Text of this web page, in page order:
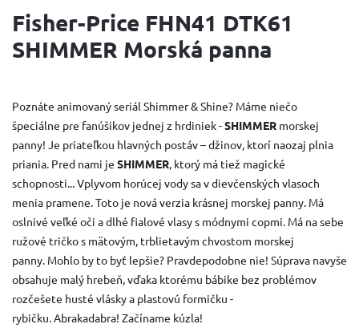
Fisher-Price FHN41 DTK61
SHIMMER Morská panna
Poznáte animovaný seriál Shimmer & Shine? Máme niečo
špeciálne pre fanúšikov jednej z hrdiniek -SHIMMER morskej
panny! Je priateľkou hlavných postáv – džinov, ktorí naozaj plnia
priania. Pred nami je SHIMMER , ktorý má tiež magické
schopnosti... Vplyvom horúcej vody sa v dievčenských vlasoch
menia pramene. Toto je nová verzia krásnej morskej panny. Má
oslnivé veľké oči a dlhé fialové vlasy s módnymi copmi. Má na sebe
ružové tričko s mätovým, trblietavým chvostom morskej
panny. Mohlo by to byť lepšie? Pravdepodobne nie! Súprava navyše
obsahuje malý hrebeň, vďaka ktorému bábike bez problémov
rozčešete husté vlásky a plastovú formičku -
rybičku. Abrakadabra! Začíname kúzla!